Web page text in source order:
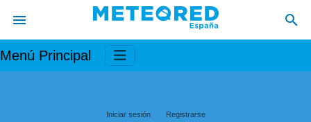
Menú Principal
Iniciar sesión Registrarse